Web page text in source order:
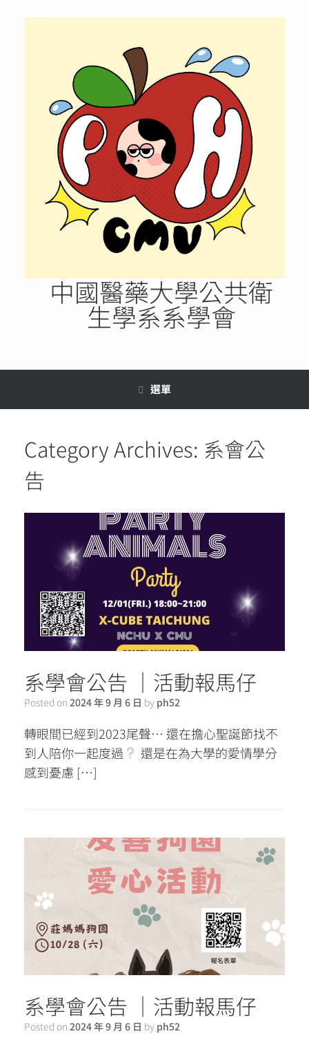
中國醫藥大學公共衛
生學系系學會
選單
Category Archives: 系會公
告
系學會公告 ｜活動報馬仔
Posted on 2024 年 9 月 6 日 by ph52
轉眼間已經到2023尾聲⋯ 還在擔心聖誕節找不
到人陪你一起度過
還是在為大學的愛情學分
感到憂慮 […]
系學會公告 ｜活動報馬仔
Posted on 2024 年 9 月 6 日 by ph52